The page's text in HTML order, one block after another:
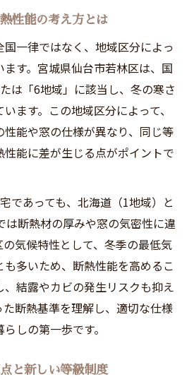
選定のポイントを解説
値の関係と選び方のコツ
級選定の基準と判断方法
断熱性能の違いと実用性
級ごとに必要な施工精度
らす健康と節約の真実
で健康リスクが減る理由
が家計の光熱費に与える効果
得られる暮らしの安心感とは
たらす長期的な経済メリット
化で快適な生活を実現する方
性能の考え方とは
一律ではなく、地域区分によっ
す。宮城県仙台市若林区は、国
は「6地域」に該当し、冬の寒さ
ます。この地域区分によって、
能や窓の仕様が異なり、同じ等
能に差が生じる点がポイントで
であっても、北海道（1地域）と
は断熱材の厚みや窓の気密性に違
気候特性として、冬季の最低気
多いため、断熱性能を高めるこ
、結露やカビの発生リスクも抑え
断熱基準を理解し、適切な仕様
しの第一歩です。
と新しい等級制度